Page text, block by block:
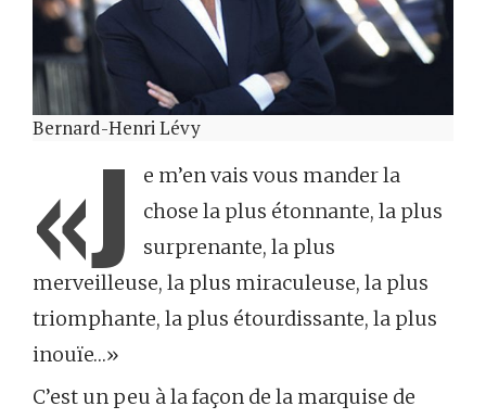
Bernard-Henri Lévy
«J
e m’en vais vous mander la
chose la plus étonnante, la plus
surprenante, la plus
merveilleuse, la plus miraculeuse, la plus
triomphante, la plus étourdissante, la plus
inouïe…»
C’est un peu à la façon de la marquise de